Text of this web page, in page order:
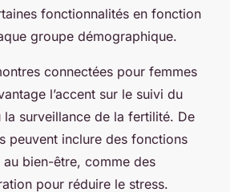
fonctionnalités en fonction
groupe démographique.
connectées pour femmes
l’accent sur le suivi du
surveillance de la fertilité. De
peuvent inclure des fonctions
au bien-être, comme des
pour réduire le stress.